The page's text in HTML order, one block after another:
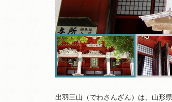
出羽三山（でわさんざん）は、山形